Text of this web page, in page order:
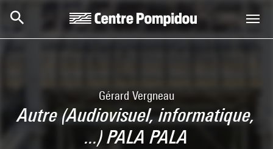
Gérard Vergneau
Autre (Audiovisuel, informatique,
...) PALA PALA